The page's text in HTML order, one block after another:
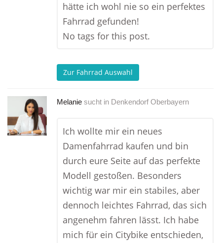
hätte ich wohl nie so ein perfektes
Fahrrad gefunden!
No tags for this post.
Zur Fahrrad Auswahl
Melanie sucht in Denkendorf Oberbayern
Ich wollte mir ein neues
Damenfahrrad kaufen und bin
durch eure Seite auf das perfekte
Modell gestoßen. Besonders
wichtig war mir ein stabiles, aber
dennoch leichtes Fahrrad, das sich
angenehm fahren lässt. Ich habe
mich für ein Citybike entschieden,